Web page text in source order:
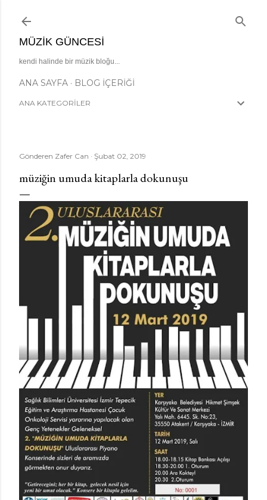
MÜZIK GÜNCESI
kendi halinde bir müzik bloğu...
ANA SAYFA BLOG İÇERIĞI
ANA KATEGORİLER
Gönderen Zafer Can Şubat 02, 2019
müziğin umuda kitaplarla dokunuşu